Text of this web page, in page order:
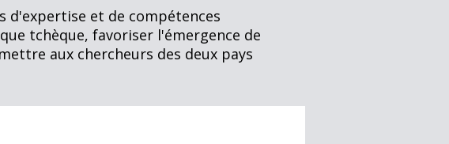
d'expertise et de compétences
tchèque, favoriser l'émergence de
aux chercheurs des deux pays